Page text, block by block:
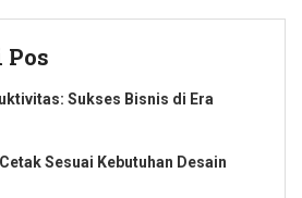
Pos
Sukses Bisnis di Era
Sesuai Kebutuhan Desain